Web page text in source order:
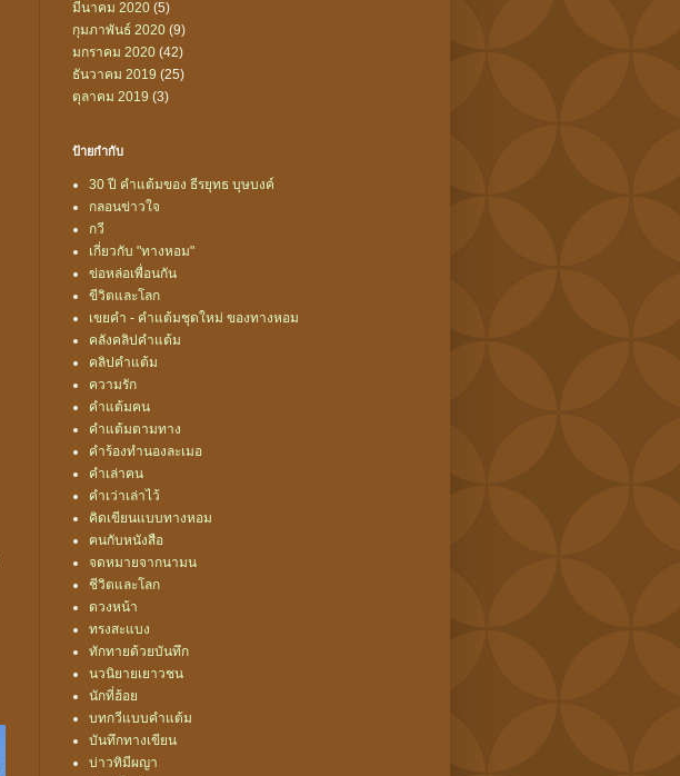
มีนาคม 2020 (5)
กุมภาพันธ์ 2020 (9)
มกราคม 2020 (42)
ธันวาคม 2019 (25)
ตุลาคม 2019 (3)
ป้ายกำกับ
30 ปี คำแต้มของ ธีรยุทธ บุษบงค์
กลอนข่าวใจ
กวี
เกี่ยวกับ "ทางหอม"
ข่อหล่อเพื่อนกัน
ขีวิตและโลก
เขยคำ - คำแต้มชุดใหม่ ของทางหอม
คลังคลิปคำแต้ม
คลิปคำแต้ม
ความรัก
คำแต้มฅน
คำแต้มตามทาง
คำร้องทำนองละเมอ
คำเล่าฅน
คำเว่าเล่าไว้
คิดเขียนแบบทางหอม
ฅนกับหนังสือ
จดหมายจากนามน
ชีวิตและโลก
ดวงหน้า
ทรงสะแบง
ทักทายด้วยบันทึก
นวนิยายเยาวชน
นักที่ฮ้อย
บทกวีแบบคำแต้ม
บันทึกทางเขียน
บ่าวทิมีผญา